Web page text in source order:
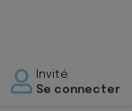
Invité
Se connecter